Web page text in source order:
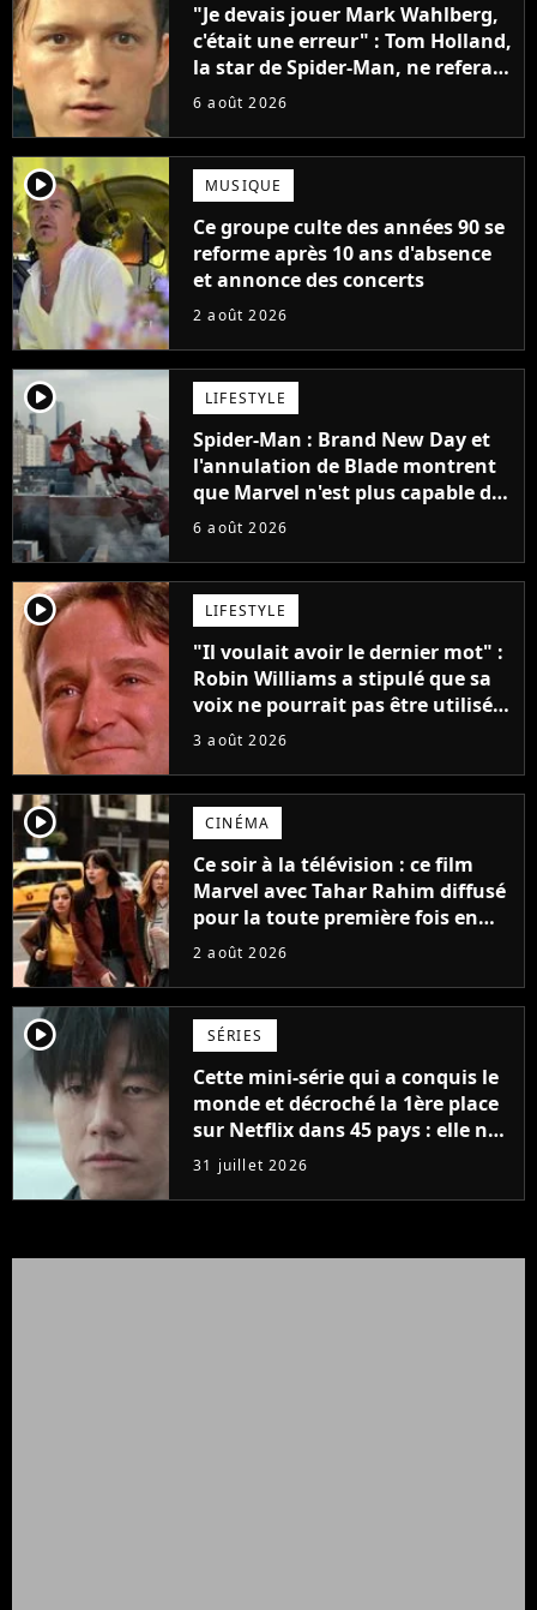
"Je devais jouer Mark Wahlberg,
c'était une erreur" : Tom Holland,
la star de Spider-Man, ne referait
pas ce blockbuster
6 août 2026
player2 MUSIQUE
Ce groupe culte des années 90 se
reforme après 10 ans d'absence
et annonce des concerts
2 août 2026
player2 LIFESTYLE
Spider-Man : Brand New Day et
l'annulation de Blade montrent
que Marvel n'est plus capable de
faire quoi que ce soit de simple
6 août 2026
player2 LIFESTYLE
"Il voulait avoir le dernier mot" :
Robin Williams a stipulé que sa
voix ne pourrait pas être utilisée
avant 2039, pourtant Disney
inédits
3 août 2026
player2 CINÉMA
Ce soir à la télévision : ce film
Marvel avec Tahar Rahim diffusé
pour la toute première fois en
France
2 août 2026
player2 SÉRIES
Cette mini-série qui a conquis le
monde et décroché la 1ère place
sur Netflix dans 45 pays : elle ne
compte que 10 épisodes et c'est
un phénomène mondial
31 juillet 2026